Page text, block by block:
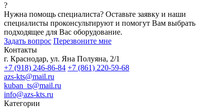
?
Нужна помощь специалиста? Оставьте заявку и наши
специалисты проконсультируют и помогут Вам выбрать
подходящее для Вас оборудование.
Задать вопрос Перезвоните мне
Контакты
г. Краснодар, ул. Яна Полуяна, 2/1
+7 (918) 246-86-84 +7 (861) 220-59-68
azs-kts@mail.ru
kuban_ts@mail.ru
info@azs-kts.ru
Категории